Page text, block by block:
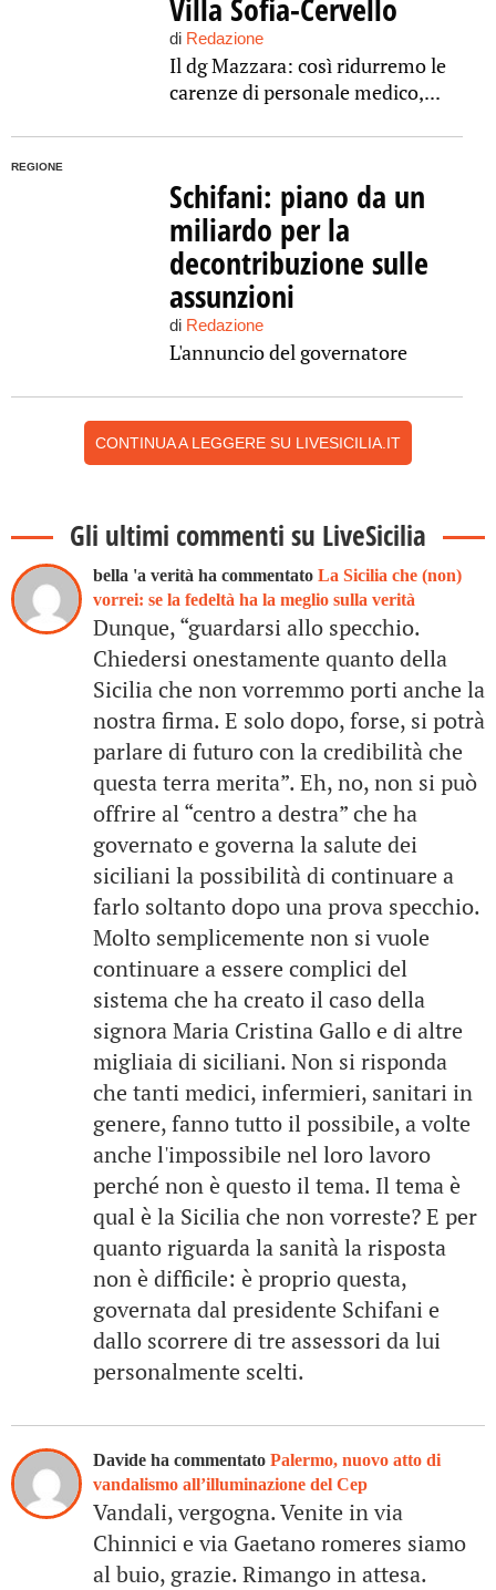
Villa Sofia-Cervello
di Redazione
Il dg Mazzara: così ridurremo le
carenze di personale medico,...
REGIONE
Schifani: piano da un
miliardo per la
decontribuzione sulle
assunzioni
di Redazione
L'annuncio del governatore
CONTINUA A LEGGERE SU LIVESICILIA.IT
Gli ultimi commenti su LiveSicilia
bella 'a verità ha commentato La Sicilia che (non)
vorrei: se la fedeltà ha la meglio sulla verità
Dunque, “guardarsi allo specchio.
Chiedersi onestamente quanto della
Sicilia che non vorremmo porti anche la
nostra firma. E solo dopo, forse, si potrà
parlare di futuro con la credibilità che
questa terra merita”. Eh, no, non si può
offrire al “centro a destra” che ha
governato e governa la salute dei
siciliani la possibilità di continuare a
farlo soltanto dopo una prova specchio.
Molto semplicemente non si vuole
continuare a essere complici del
sistema che ha creato il caso della
signora Maria Cristina Gallo e di altre
migliaia di siciliani. Non si risponda
che tanti medici, infermieri, sanitari in
genere, fanno tutto il possibile, a volte
anche l'impossibile nel loro lavoro
perché non è questo il tema. Il tema è
qual è la Sicilia che non vorreste? E per
quanto riguarda la sanità la risposta
non è difficile: è proprio questa,
governata dal presidente Schifani e
dallo scorrere di tre assessori da lui
personalmente scelti.
Davide ha commentato Palermo, nuovo atto di
vandalismo all’illuminazione del Cep
Vandali, vergogna. Venite in via
Chinnici e via Gaetano romeres siamo
al buio, grazie. Rimango in attesa.